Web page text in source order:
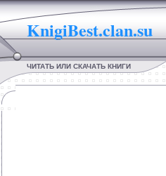
KnigiBest.clan.su
ЧИТАТЬ ИЛИ СКАЧАТЬ КНИГИ